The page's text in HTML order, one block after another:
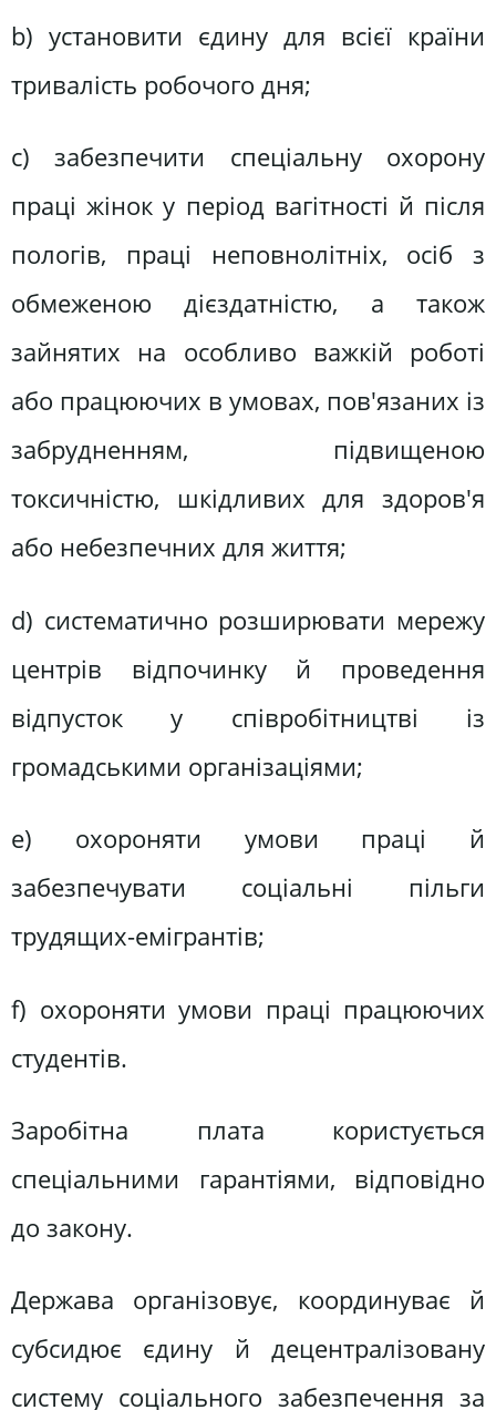
b) установити єдину для всієї країни
тривалість робочого дня;
с) забезпечити спеціальну охорону
праці жінок у період вагітності й після
пологів, праці неповнолітніх, осіб з
обмеженою дієздатністю, а також
зайнятих на особливо важкій роботі
або працюючих в умовах, пов'язаних із
забрудненням, підвищеною
токсичністю, шкідливих для здоров'я
або небезпечних для життя;
d) систематично розширювати мережу
центрів відпочинку й проведення
відпусток у співробітництві із
громадськими організаціями;
е) охороняти умови праці й
забезпечувати соціальні пільги
трудящих-емігрантів;
f) охороняти умови праці працюючих
студентів.
Заробітна плата користується
спеціальними гарантіями, відповідно
до закону.
Держава організовує, координуває й
субсидює єдину й децентралізовану
систему соціального забезпечення за